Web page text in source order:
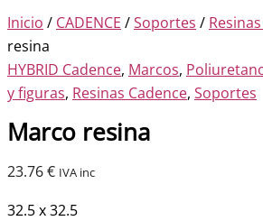
Inicio / CADENCE /Soportes /
resina
HYBRID Cadence, Marcos,
y figuras, Resinas Cadence, Soportes
Marco resina
23.76€ IVA inc
32.5 x 32.5